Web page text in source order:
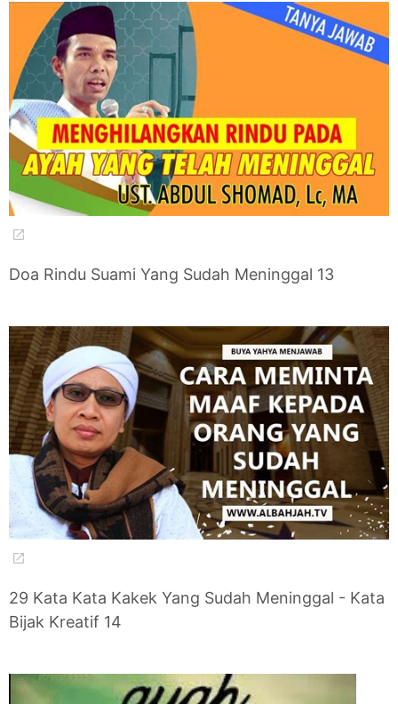
Doa Rindu Suami Yang Sudah Meninggal 13
29 Kata Kata Kakek Yang Sudah Meninggal - Kata
Bijak Kreatif 14